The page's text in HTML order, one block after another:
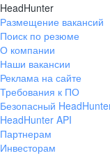
HeadHunter
Размещение вакансий
Поиск по резюме
О компании
Наши вакансии
Реклама на сайте
Требования к ПО
Безопасный
HeadHunter API
Партнерам
Инвесторам